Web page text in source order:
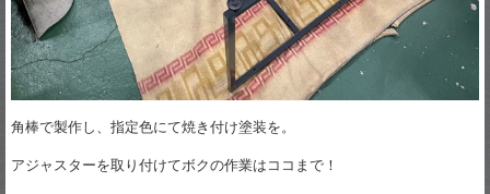
角棒で製作し、指定色にて焼き付け塗装を。
アジャスターを取り付けてボクの作業はココまで！